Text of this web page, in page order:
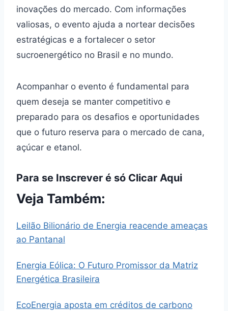
inovações do mercado. Com informações
valiosas, o evento ajuda a nortear decisões
estratégicas e a fortalecer o setor
sucroenergético no Brasil e no mundo.
Acompanhar o evento é fundamental para
quem deseja se manter competitivo e
preparado para os desafios e oportunidades
que o futuro reserva para o mercado de cana,
açúcar e etanol.
Para se Inscrever é só Clicar Aqui
Veja Também:
Leilão Bilionário de Energia reacende ameaças
ao Pantanal
Energia Eólica: O Futuro Promissor da Matriz
Energética Brasileira
EcoEnergia aposta em créditos de carbono